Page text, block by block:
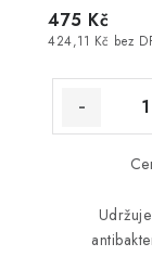
424,11 Kč bez
475 Kč